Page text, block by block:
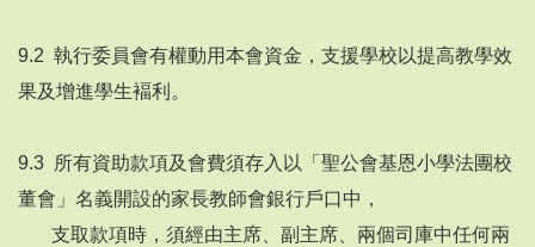
9.2 執行委員會有權動用本會資金，支援學校以提高教學效
果及增進學生褔利。
9.3 所有資助款項及會費須存入以「聖公會基恩小學法團校
董會」名義開設的家長教師會銀行戶口中，
支取款項時，須經由主席、副主席、兩個司庫中任何兩